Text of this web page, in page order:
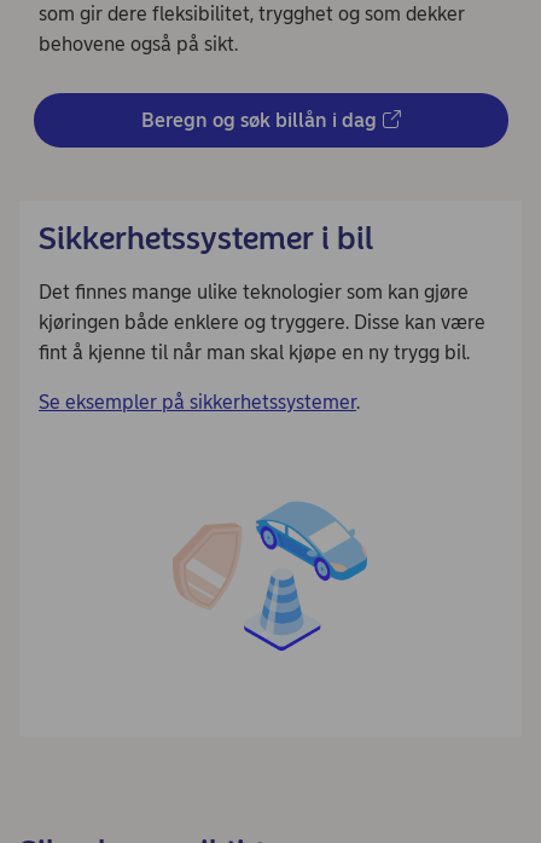
som gir dere fleksibilitet, trygghet og som dekker
behovene også på sikt.
Beregn og søk billån i dag
Sikkerhetssystemer i bil
Det finnes mange ulike teknologier som kan gjøre
kjøringen både enklere og tryggere. Disse kan være
fint å kjenne til når man skal kjøpe en ny trygg bil.
Se eksempler på sikkerhetssystemer.